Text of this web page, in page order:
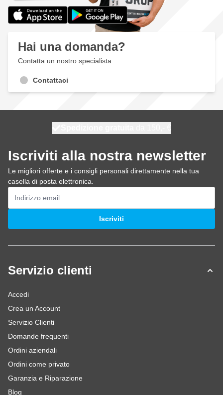
Hai una domanda?
Contatta un nostro specialista
Contattaci
Iscriviti alla nostra newsletter
Le migliori offerte e i consigli personali direttamente nella tua
casella di posta elettronica.
Indirizzo email
Iscriviti
Servizio clienti
Accedi
Crea un Account
Servizio Clienti
Domande frequenti
Ordini aziendali
Ordini come privato
Garanzia e Riparazione
Blog